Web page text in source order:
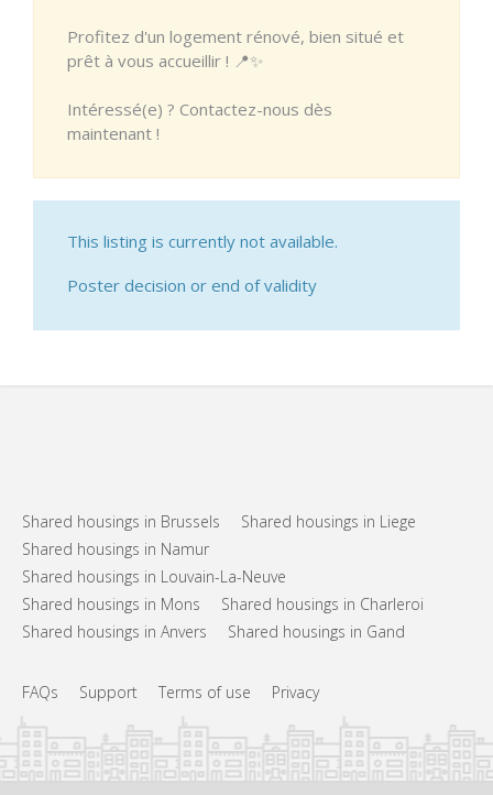
Profitez d'un logement rénové, bien situé et
prêt à vous accueillir ! 📍✨
Intéressé(e) ? Contactez-nous dès
maintenant !
This listing is currently not available.
Poster decision or end of validity
Shared housings in Brussels
Shared housings in Liege
Shared housings in Namur
Shared housings in Louvain-La-Neuve
Shared housings in Mons
Shared housings in Charleroi
Shared housings in Anvers
Shared housings in Gand
FAQs Support Terms of use Privacy